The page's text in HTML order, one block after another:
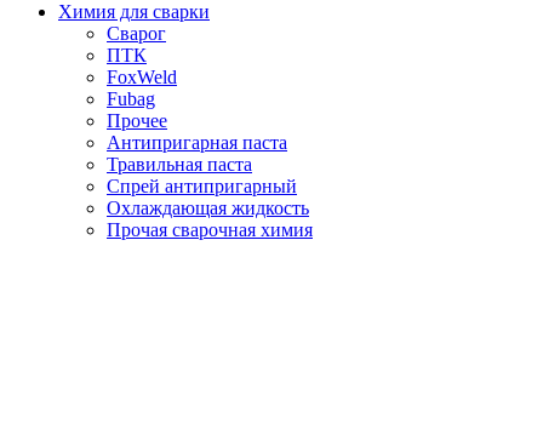
Химия для сварки
Сварог
ПТК
FoxWeld
Fubag
Прочее
Антипригарная паста
Травильная паста
Спрей антипригарный
Охлаждающая жидкость
Прочая сварочная химия